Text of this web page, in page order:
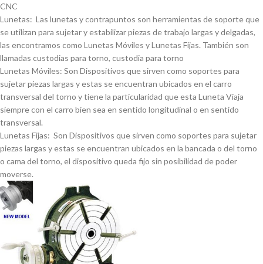
CNC
Lunetas: Las lunetas y contrapuntos son herramientas de soporte que
se utilizan para sujetar y estabilizar piezas de trabajo largas y delgadas,
las encontramos como Lunetas Móviles y Lunetas Fijas. También son
llamadas custodias para torno, custodia para torno
Lunetas Móviles: Son Dispositivos que sirven como soportes para
sujetar piezas largas y estas se encuentran ubicados en el carro
transversal del torno y tiene la particularidad que esta Luneta Viaja
siempre con el carro bien sea en sentido longitudinal o en sentido
transversal.
Lunetas Fijas: Son Dispositivos que sirven como soportes para sujetar
piezas largas y estas se encuentran ubicados en la bancada o del torno
o cama del torno, el dispositivo queda fijo sin posibilidad de poder
moverse.